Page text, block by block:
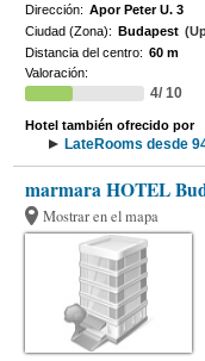
Dirección: Apor Peter U. 3
Ciudad (Zona): Budapest
Distancia del centro: 60 m
Valoración:
4/ 10
Hotel también ofrecido por
LateRooms desde
marmara HOTEL
Mostrar en el mapa